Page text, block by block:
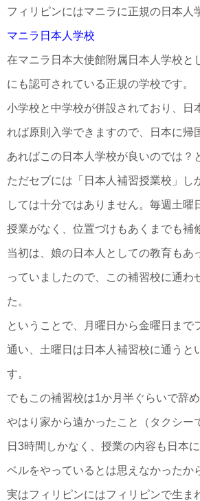
フィリピンにはマニラに正規の日本人
マニラ日本人学校
在マニラ日本大使館附属日本人学校と
にも認可されている正規の学校です。
小学校と中学校が併設されており、日
れば原則入学できますので、日本に帰
あればこの日本人学校が良いのでは？
ただセブには「日本人補習授業校」し
しては十分ではありません。毎週土曜
授業がなく、位置づけもあくまでも補
当初は、娘の日本人としての教育もあ
っていましたので、この補習校に通わ
た。
ということで、月曜日から金曜日まで
通い、土曜日は日本人補習校に通うと
す。
でもこの補習校は1か月半ぐらいで辞
やはり家から遠かったこと（タクシー
日3時間しかなく、授業の内容も日本
ベルをやっているとは思えなかったか
実はフィリピンにはフィリピンで生ま